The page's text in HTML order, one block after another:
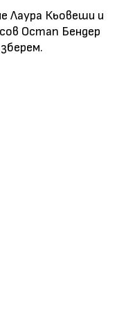
Лаура Кьовеши и
Остап Бендер